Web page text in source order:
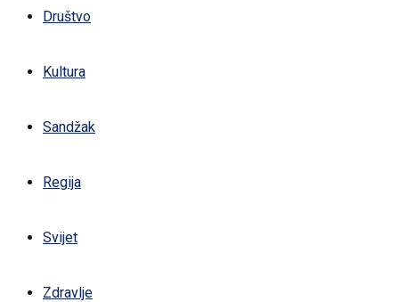
Društvo
Kultura
Sandžak
Regija
Svijet
Zdravlje